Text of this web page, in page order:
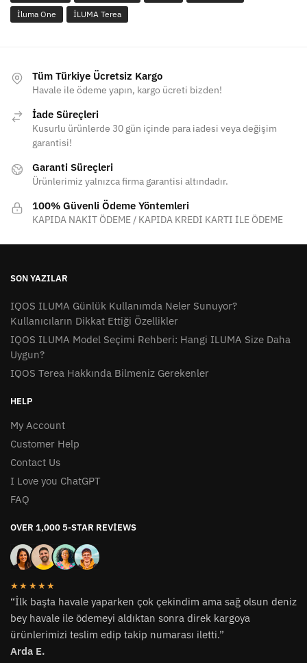
İluma One
İLUMA Terea
Tüm Türkiye Ücretsiz Kargo
Havale ile ödeme yapın, kargo ücreti bizden!
İade Süreçleri
Kusurlu ürünlerde 30 gün içinde para iadesi veya değişim
garantisi!
Garanti Süreçleri
Ürünlerimiz yalnızca firma garantisi altındadır.
100% Güvenli Ödeme Yöntemleri
KAPIDA NAKİT ÖDEME / KAPIDA KREDİ KARTI İLE ÖDEME
SON YAZILAR
IQOS ILUMA Günlük Kullanımda Neler Sunuyor?
Kullanıcıların Dikkat Ettiği Özellikler
IQOS ILUMA Model Seçimi Rehberi: Hangi ILUMA Size Daha
Uygun?
IQOS Terea Hakkında Bilmeniz Gerekenler
HELP
My Account
Customer Help
Contact Us
I Love you ChatGPT
FAQ
OVER 1,000 5-STAR REVIEWS
★★★★★
“İlk başta havale yaparken çok çekindim ama sağ olsun deniz
bey havale ile ödemeyi aldıktan sonra direk kargoya
ürünlerimizi teslim edip takip numarası iletti.”
Arda E.